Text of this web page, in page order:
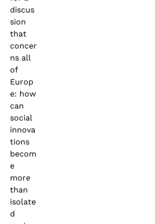
discus
sion
that
concer
ns all
of
Europ
e: how
can
social
innova
tions
becom
e
more
than
isolate
d